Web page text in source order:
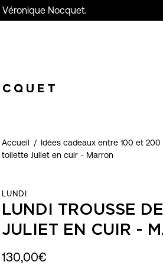
Nocquet.
Accueil / Idées cadeaux entre 100 et 200
toilette Juliet en cuir - Marron
LUNDI
LUNDI TROUSSE
JULIET EN CUIR -
130,00€